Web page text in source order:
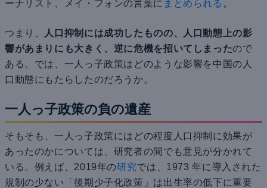
ーナリスト、メイ・フォンの言葉に まとめられる 。
つまり、
人口抑制には成功したものの、人口動態上の影
響があまりにも大きく、逆に危機を招いてしまったので
ある。では、一人っ子政策はどのような影響を中国の人
口動態にもたらしたのだろうか。
一人っ子政策の負の遺産
そもそも、一人っ子政策にはどの程度人口抑制に効果が
あったのかについては、研究者の間でも意見が分かれて
いる。例えば、2019年の研究では、1973 年に導入された
規制の少ない「後期少子化政策」は出生率の低下に重要